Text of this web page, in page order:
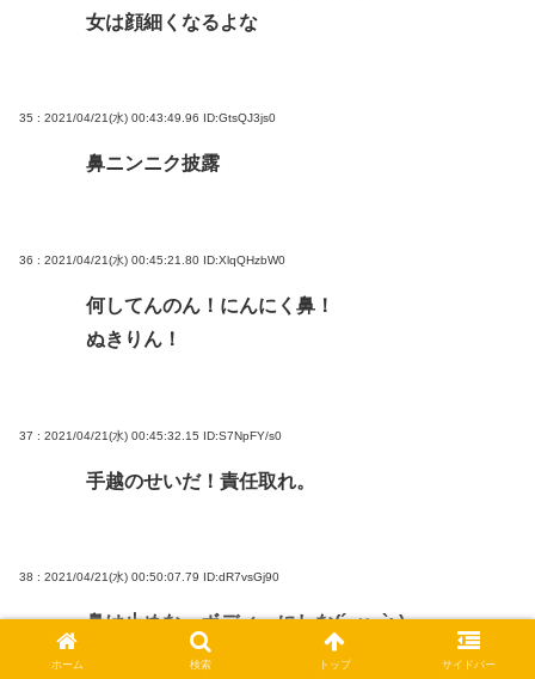
女は顔細くなるよな
35 : 2021/04/21(水) 00:43:49.96 ID:GtsQJ3js0
鼻ニンニク披露
36 : 2021/04/21(水) 00:45:21.80 ID:XlqQHzbW0
何してんのん！にんにく鼻！
ぬきりん！
37 : 2021/04/21(水) 00:45:32.15 ID:S7NpFY/s0
手越のせいだ！責任取れ。
38 : 2021/04/21(水) 00:50:07.79 ID:dR7vsGj90
鼻は止めな、ボディーにしな(´･ω･`; )
ホーム 検索 トップ サイドバー